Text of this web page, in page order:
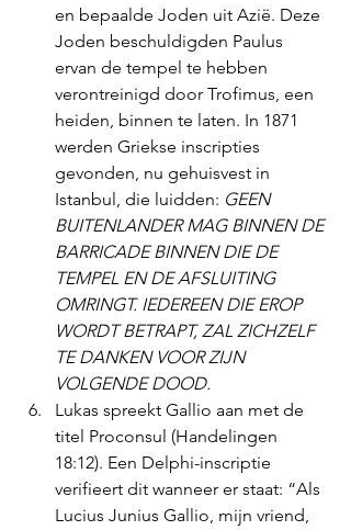
en bepaalde Joden uit Azië. Deze
Joden beschuldigden Paulus
ervan de tempel te hebben
verontreinigd door Trofimus, een
heiden, binnen te laten. In 1871
werden Griekse inscripties
gevonden, nu gehuisvest in
Istanbul, die luidden: GEEN
BUITENLANDER MAG BINNEN DE
BARRICADE BINNEN DIE DE
TEMPEL EN DE AFSLUITING
OMRINGT. IEDEREEN DIE EROP
WORDT BETRAPT, ZAL ZICHZELF
TE DANKEN VOOR ZIJN
VOLGENDE DOOD.
Lukas spreekt Gallio aan met de
titel Proconsul (Handelingen
18:12). Een Delphi-inscriptie
verifieert dit wanneer er staat: “Als
Lucius Junius Gallio, mijn vriend,